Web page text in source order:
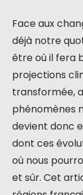
Face aux
déjà notre
être où il fera
projections
transformée,
phénomènes
devient donc
dont ces
où nous
et sûr. Cet